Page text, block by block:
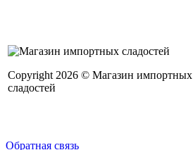
Copyright 2026 © Магазин импортных
сладостей
Обратная связь